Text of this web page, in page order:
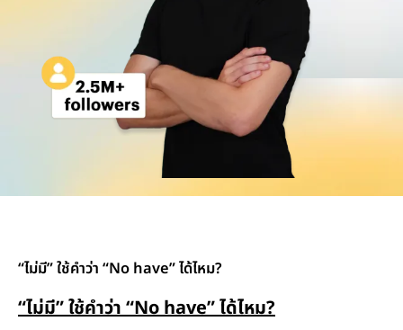
“ไม่มี” ใช้คำว่า “No have” ได้ไหม?
“ไม่มี”ใช้คำว่า“No have”ได้ไหม?